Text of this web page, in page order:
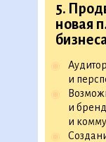
5.
новая
и
и
и
2.
Какие
Какие
в
Как